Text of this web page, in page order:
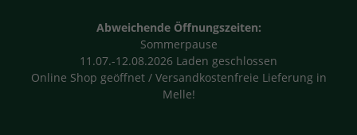
Abweichende Öffnungszeiten:
Sommerpause
11.07.-12.08.2026 Laden geschlossen
Online Shop geöffnet / Versandkostenfreie Lieferung in
Melle!